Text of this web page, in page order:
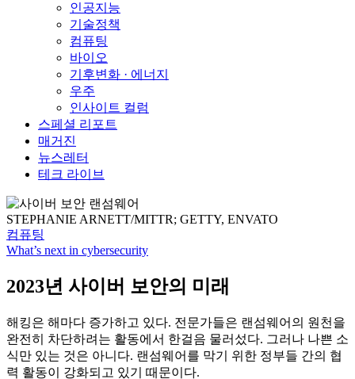
인공지능
기술정책
컴퓨팅
바이오
기후변화 · 에너지
우주
인사이트 컬럼
스페셜 리포트
매거진
뉴스레터
테크 라이브
STEPHANIE ARNETT/MITTR; GETTY, ENVATO
컴퓨팅
What’s next in cybersecurity
2023년 사이버 보안의 미래
해킹은 해마다 증가하고 있다. 전문가들은 랜섬웨어의 원천을
완전히 차단하려는 활동에서 한걸음 물러섰다. 그러나 나쁜 소
식만 있는 것은 아니다. 랜섬웨어를 막기 위한 정부들 간의 협
력 활동이 강화되고 있기 때문이다.